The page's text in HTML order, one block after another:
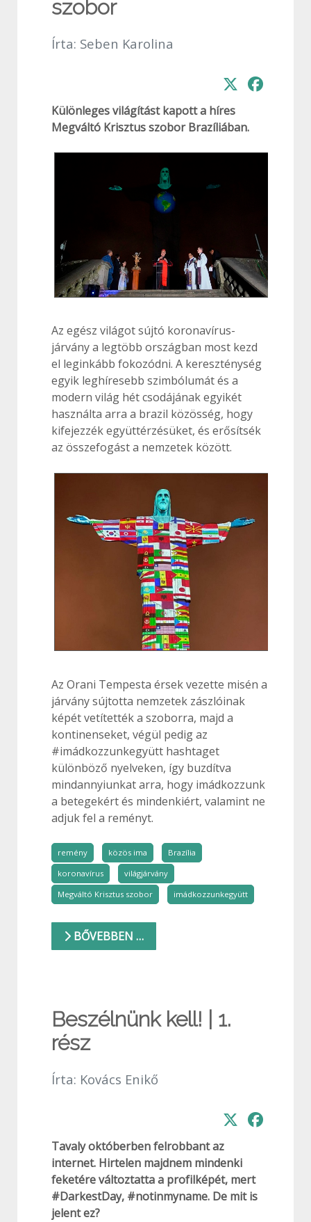
szobor
Írta: Seben Karolina
Különleges világítást kapott a híres
Megváltó Krisztus szobor Brazíliában.
Az egész világot sújtó koronavírus-
járvány a legtöbb országban most kezd
el leginkább fokozódni. A kereszténység
egyik leghíresebb szimbólumát és a
modern világ hét csodájának egyikét
használta arra a brazil közösség, hogy
kifejezzék együttérzésüket, és erősítsék
az összefogást a nemzetek között.
Az Orani Tempesta érsek vezette misén a
járvány sújtotta nemzetek zászlóinak
képét vetítették a szoborra, majd a
kontinenseket, végül pedig az
#imádkozzunkegyütt hashtaget
különböző nyelveken, így buzdítva
mindannyiunkat arra, hogy imádkozzunk
a betegekért és mindenkiért, valamint ne
adjuk fel a reményt.
remény közös ima
Brazília
koronavírus
világjárvány
Megváltó Krisztus szobor
imádkozzunkegyütt
BŐVEBBEN …
Beszélnünk kell! | 1.
rész
Írta: Kovács Enikő
Tavaly októberben felrobbant az
internet. Hirtelen majdnem mindenki
feketére változtatta a profilképét, mert
#DarkestDay, #notinmyname. De mit is
jelent ez?